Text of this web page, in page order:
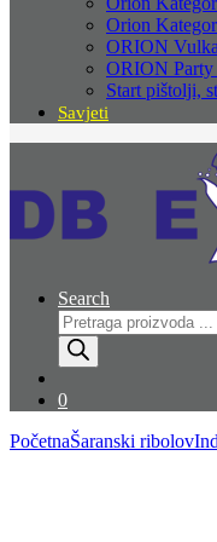
Orion
ORION
ORION Party
Start pištolji,
Savjeti
Search
Products
search
0
PočetnaŠaranski ribolov